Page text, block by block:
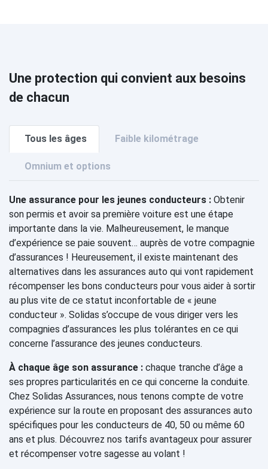
Une protection qui convient aux besoins
de chacun
Tous les âges Faible kilométrage
Omnium et options
Une assurance pour les jeunes conducteurs : Obtenir
son permis et avoir sa première voiture est une étape
importante dans la vie. Malheureusement, le manque
d’expérience se paie souvent… auprès de votre compagnie
d’assurances ! Heureusement, il existe maintenant des
alternatives dans les assurances auto qui vont rapidement
récompenser les bons conducteurs pour vous aider à sortir
au plus vite de ce statut inconfortable de « jeune
conducteur ». Solidas s’occupe de vous diriger vers les
compagnies d’assurances les plus tolérantes en ce qui
concerne l’assurance des jeunes conducteurs.
À chaque âge son assurance : chaque tranche d’âge a
ses propres particularités en ce qui concerne la conduite.
Chez Solidas Assurances, nous tenons compte de votre
expérience sur la route en proposant des assurances auto
spécifiques pour les conducteurs de 40, 50 ou même 60
ans et plus. Découvrez nos tarifs avantageux pour assurer
et récompenser votre sagesse au volant !